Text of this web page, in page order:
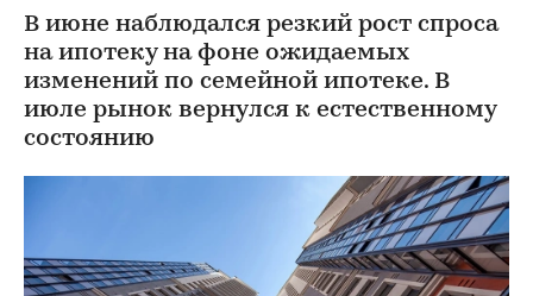
В июне наблюдался резкий рост спроса
на ипотеку на фоне ожидаемых
изменений по семейной ипотеке. В
июле рынок вернулся к естественному
состоянию